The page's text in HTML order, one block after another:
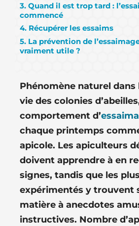
3. Quand il est trop tard :
commencé
4. Récupérer les essaims
5. La prévention de
vraiment utile ?
Phénomène naturel dans
vie des colonies
comportement d’
chaque printemps
apicole. Les apiculteurs
doivent apprendre à en
signes, tandis que les plus
expérimentés y trouvent
matière à anecdotes
instructives. Nombre